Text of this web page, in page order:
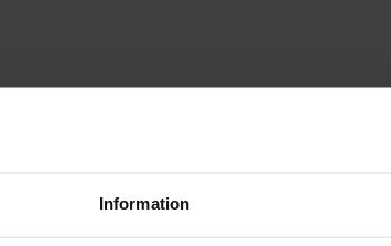
Information